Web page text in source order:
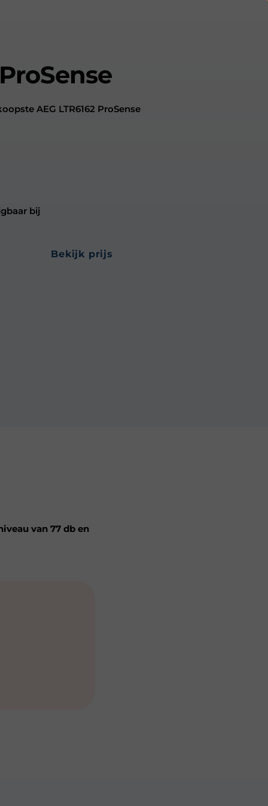
AEG LTR6162 ProSense
bij
bekijk prijs
van 77 db en